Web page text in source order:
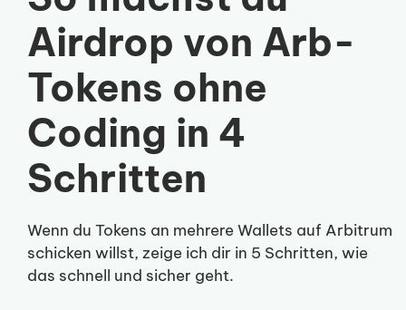
Airdrop von Arb-
Tokens ohne
Coding in 4
Schritten
Wenn du Tokens an mehrere Wallets auf Arbitrum
schicken willst, zeige ich dir in 5 Schritten, wie
das schnell und sicher geht.